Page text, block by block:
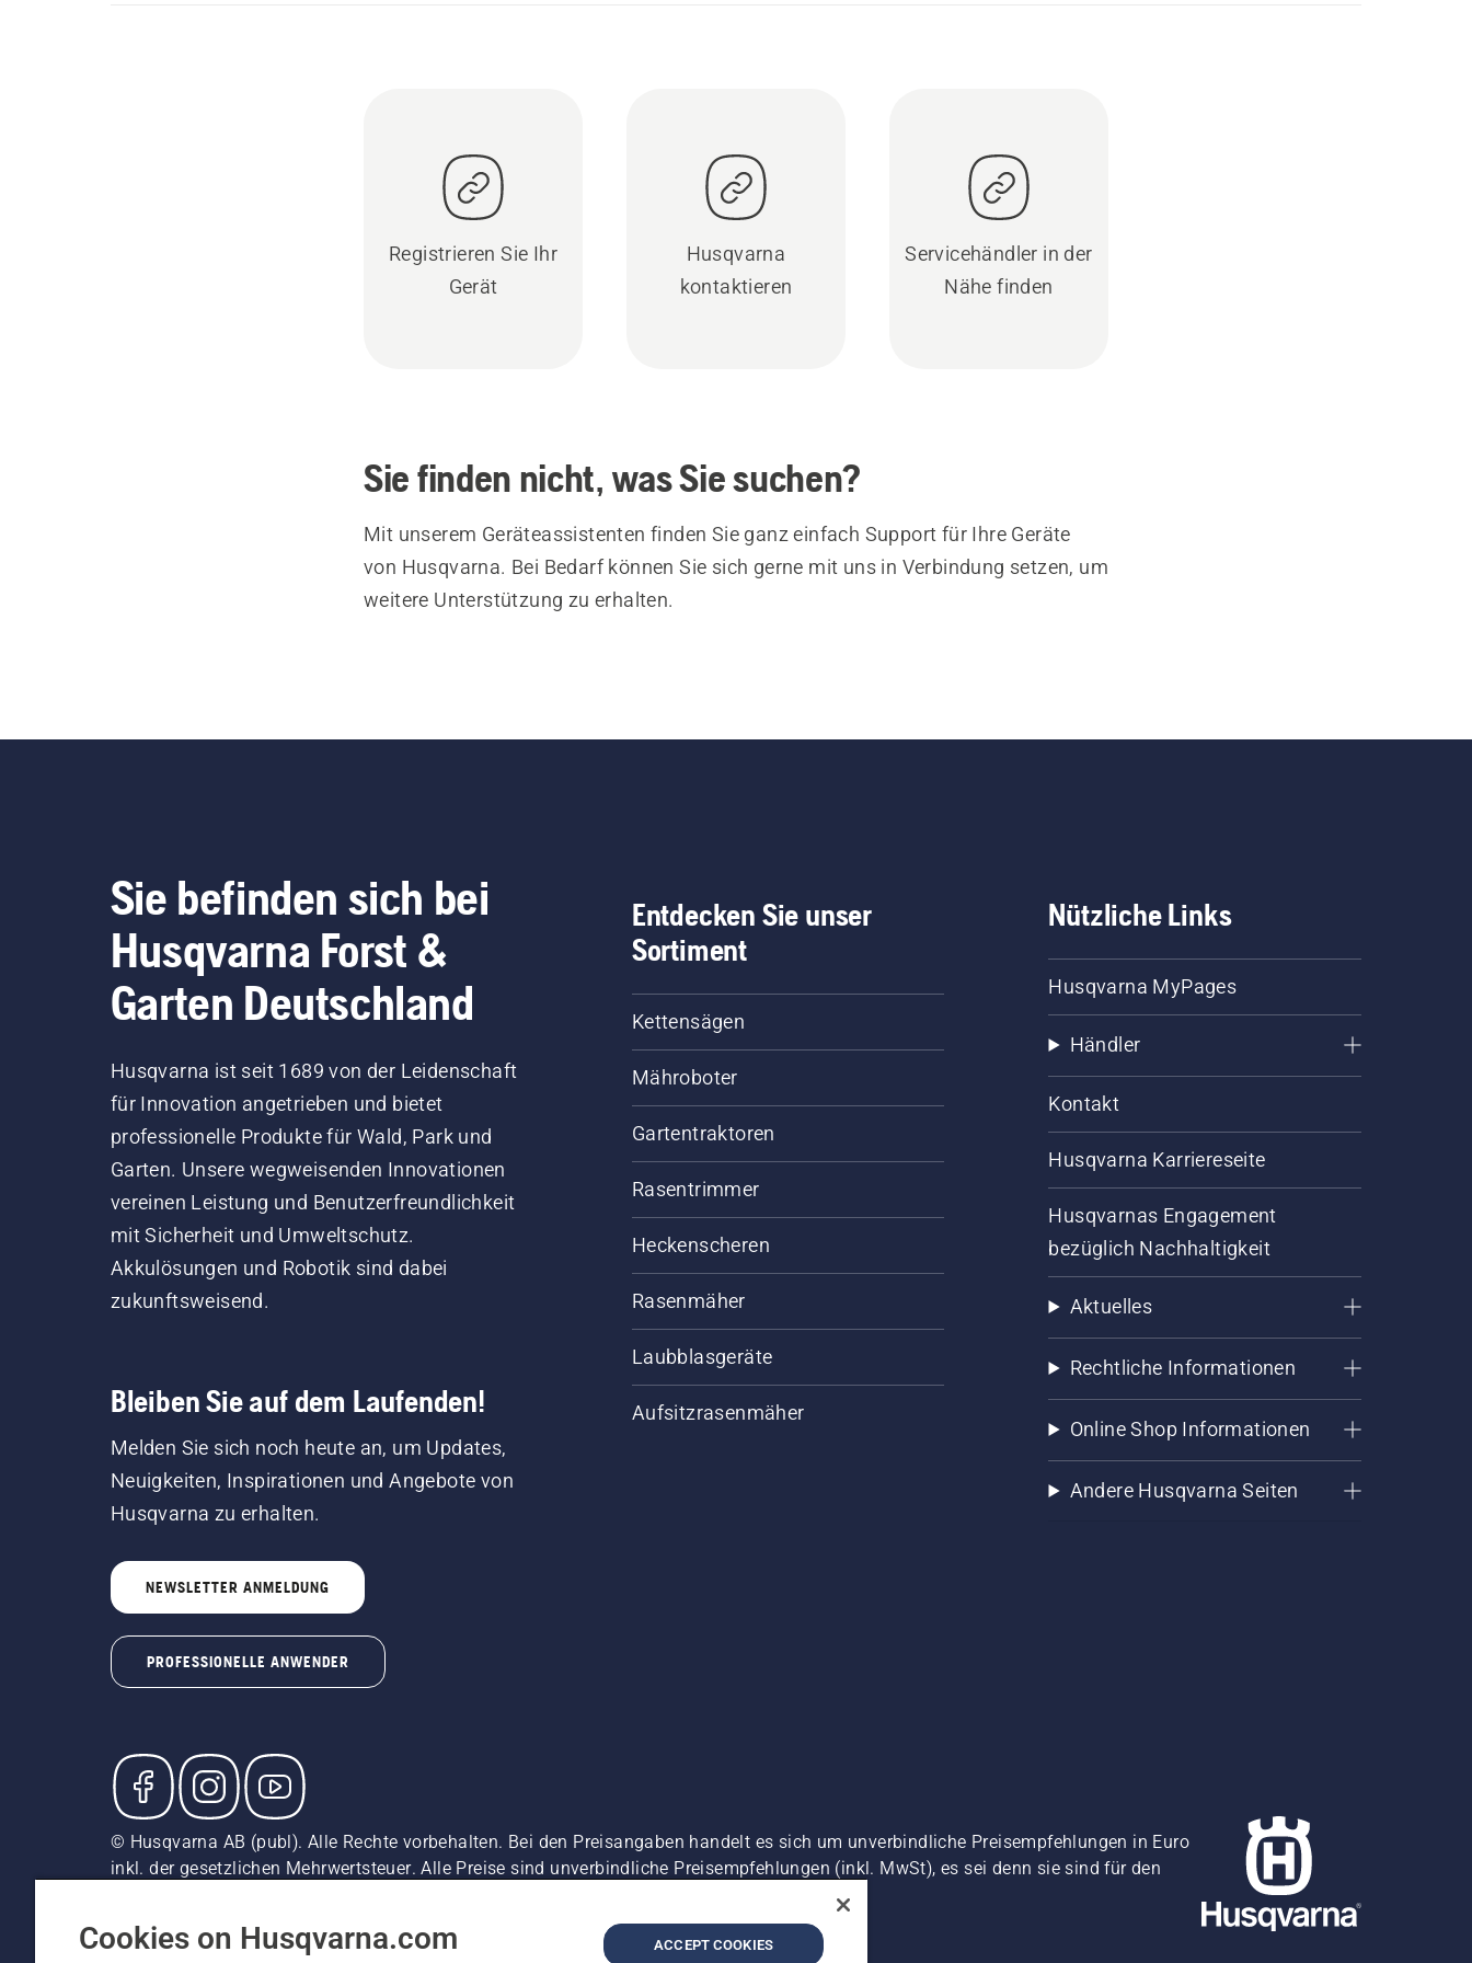
Registrieren Sie Ihr
Gerät
Husqvarna
kontaktieren
Servicehändler in der
Nähe finden
Sie finden nicht, was Sie suchen?
Mit unserem Geräteassistenten finden Sie ganz einfach Support für Ihre Geräte
von Husqvarna. Bei Bedarf können Sie sich gerne mit uns in Verbindung setzen, um
weitere Unterstützung zu erhalten.
Sie befinden sich bei
Husqvarna Forst &
Garten Deutschland
Husqvarna ist seit 1689 von der Leidenschaft
für Innovation angetrieben und bietet
professionelle Produkte für Wald, Park und
Garten. Unsere wegweisenden Innovationen
vereinen Leistung und Benutzerfreundlichkeit
mit Sicherheit und Umweltschutz.
Akkulösungen und Robotik sind dabei
zukunftsweisend.
Bleiben Sie auf dem Laufenden!
Melden Sie sich noch heute an, um Updates,
Neuigkeiten, Inspirationen und Angebote von
Husqvarna zu erhalten.
NEWSLETTER ANMELDUNG
PROFESSIONELLE ANWENDER
Entdecken Sie unser
Sortiment
Kettensägen
Mähroboter
Gartentraktoren
Rasentrimmer
Heckenscheren
Rasenmäher
Laubblasgeräte
Aufsitzrasenmäher
Nützliche Links
Husqvarna MyPages
Händler
Kontakt
Husqvarna Karriereseite
Husqvarnas Engagement
bezüglich Nachhaltigkeit
Aktuelles
Rechtliche Informationen
Online Shop Informationen
Andere Husqvarna Seiten
© Husqvarna AB (publ). Alle Rechte vorbehalten. Bei den Preisangaben handelt es sich um unverbindliche Preisempfehlungen in Euro
inkl. der gesetzlichen Mehrwertsteuer. Alle Preise sind unverbindliche Preisempfehlungen (inkl. MwSt), es sei denn sie sind für den
Cookie-Richtlinie Impressum Vermutete Verstöße melden
Cookies on Husqvarna.com ACCEPT COOKIES